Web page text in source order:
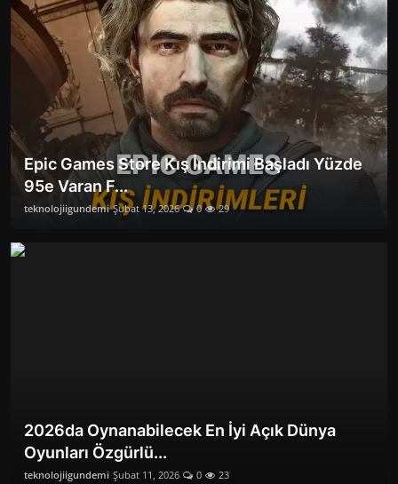
Epic Games Store Kış İndirimi Başladı Yüzde
95e Varan F...
teknolojiigundemi Şubat 13, 2026 0 29
2026da Oynanabilecek En İyi Açık Dünya
Oyunları Özgürlü...
teknolojiigundemi Şubat 11, 2026 0 23